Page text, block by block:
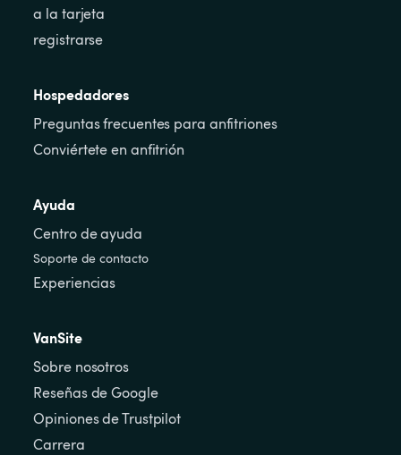
a la tarjeta
registrarse
Hospedadores
Preguntas frecuentes para anfitriones
Conviértete en anfitrión
Ayuda
Centro de ayuda
Soporte de contacto
Experiencias
VanSite
Sobre nosotros
Reseñas de Google
Opiniones de Trustpilot
Carrera